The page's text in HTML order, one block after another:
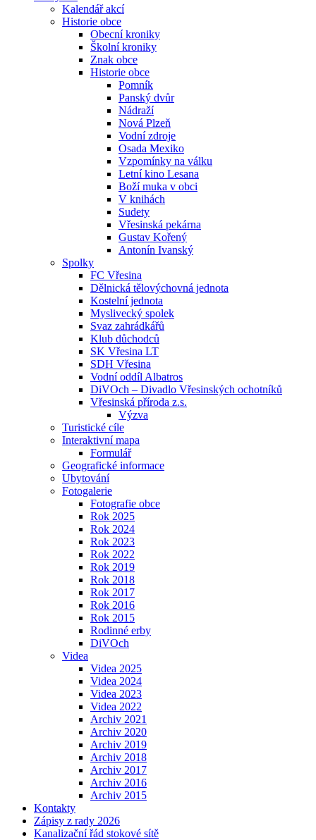
Kalendář akcí
Historie obce
Obecní kroniky
Školní kroniky
Znak obce
Historie obce
Pomník
Panský dvůr
Nádraží
Nová Plzeň
Vodní zdroje
Osada Mexiko
Vzpomínky na válku
Letní kino Lesana
Boží muka v obci
V knihách
Sudety
Vřesinská pekárna
Gustav Kořený
Antonín Ivanský
Spolky
FC Vřesina
Dělnická tělovýchovná jednota
Kostelní jednota
Myslivecký spolek
Svaz zahrádkářů
Klub důchodců
SK Vřesina LT
SDH Vřesina
Vodní oddíl Albatros
DiVOch – Divadlo Vřesinských ochotníků
Vřesinská příroda z.s.
Výzva
Turistické cíle
Interaktivní mapa
Formulář
Geografické informace
Ubytování
Fotogalerie
Fotografie obce
Rok 2025
Rok 2024
Rok 2023
Rok 2022
Rok 2019
Rok 2018
Rok 2017
Rok 2016
Rok 2015
Rodinné erby
DiVOch
Videa
Videa 2025
Videa 2024
Videa 2023
Videa 2022
Archiv 2021
Archiv 2020
Archiv 2019
Archiv 2018
Archiv 2017
Archiv 2016
Archiv 2015
Kontakty
Zápisy z rady 2026
Kanalizační řád stokové sítě